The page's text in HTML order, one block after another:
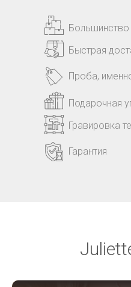
Большинство
Быстрая
Подарочная
Гравировка
Проба,
Гарантия